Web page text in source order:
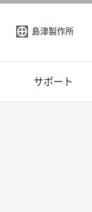
島津製作所
サポート